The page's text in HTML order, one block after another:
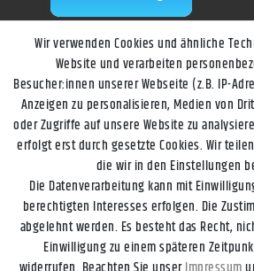
Wir verwenden Cookies und ähnliche
Website und verarbeiten
Besucher:innen unserer Webseite (z.B. IP-
Anzeigen zu personalisieren, Medien von
oder Zugriffe auf unsere Website zu
erfolgt erst durch gesetzte Cookies. Wir
die wir in den Einstellungen
Die Datenverarbeitung kann mit
berechtigten Interesses erfolgen. Die
abgelehnt werden. Es besteht das Recht,
Einwilligung zu einem späteren